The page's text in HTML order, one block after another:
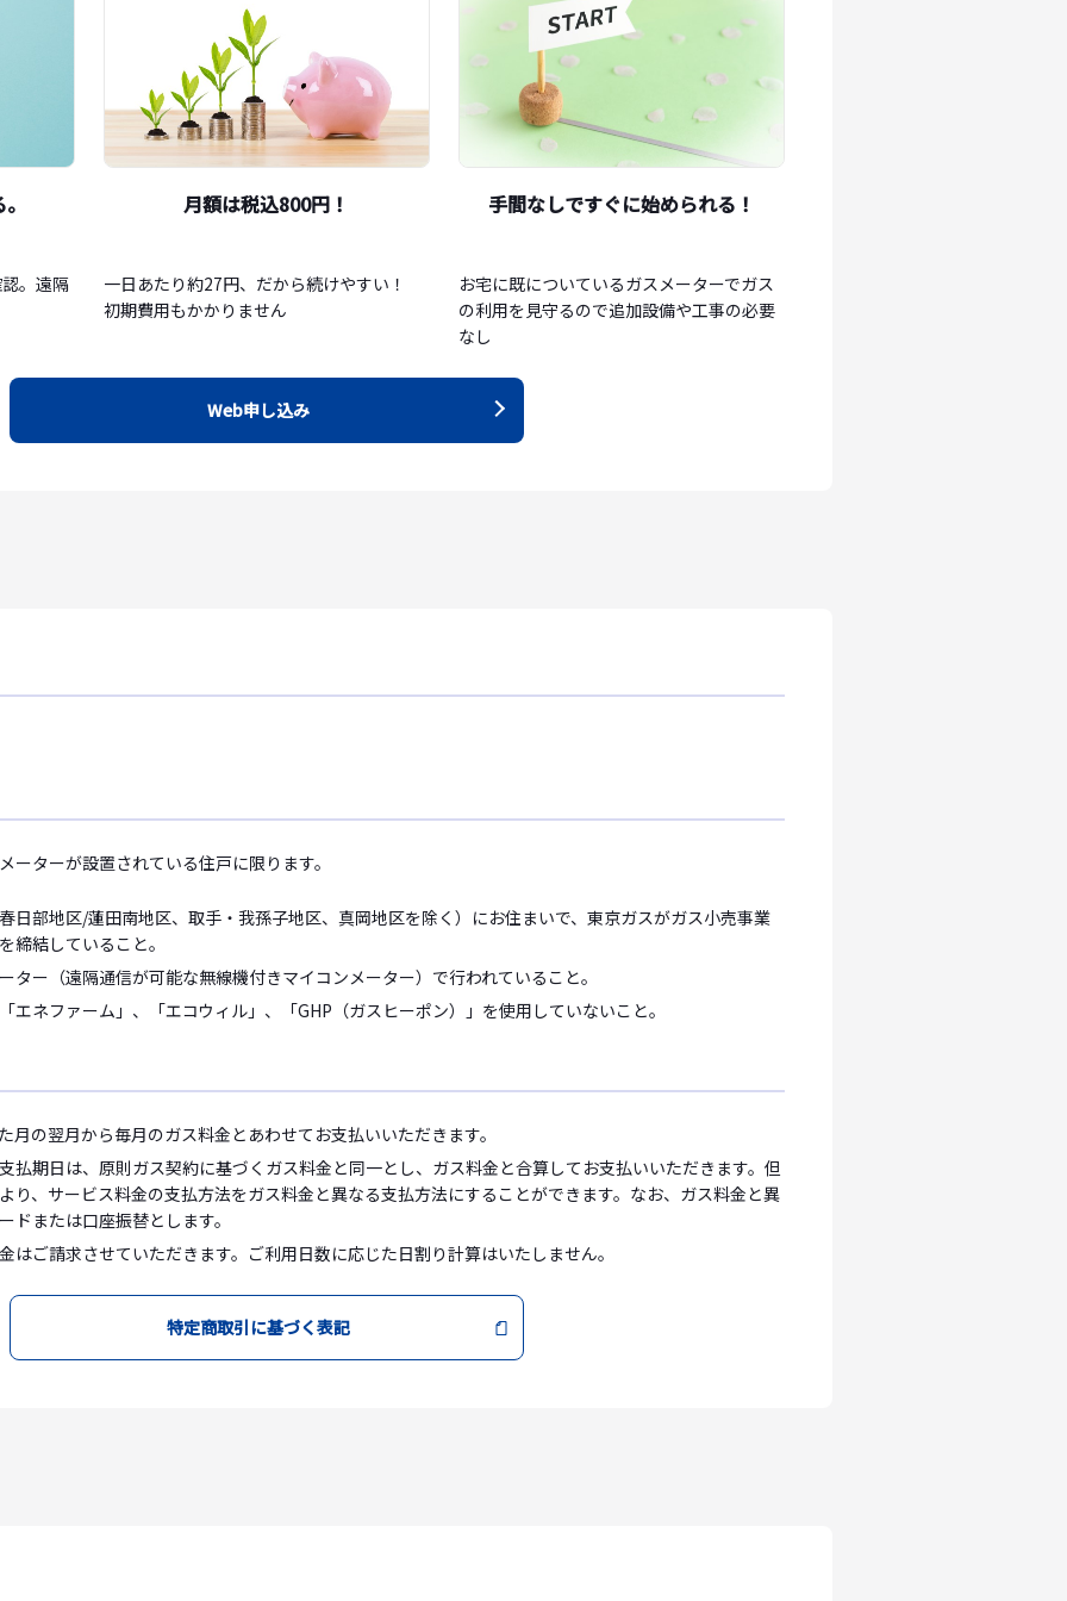
。遠隔
月額は税込800円！
一日あたり約27円、だから続けやすい！
初期費用もかかりません
手間なしですぐに始められる！
お宅に既についているガスメーターでガス
の利用を見守るので追加設備や工事の必要
なし
Web申し込み
ターが設置されている住戸に限ります。
日部地区/蓮田南地区、取手・我孫子地区、真岡地区を除く）にお住まいで、東京ガスがガス小売事業
締結していること。
ター（遠隔通信が可能な無線機付きマイコンメーター）で行われていること。
エネファーム」、「エコウィル」、「GHP（ガスヒーポン）」を使用していないこと。
月の翌月から毎月のガス料金とあわせてお支払いいただきます。
払期日は、原則ガス契約に基づくガス料金と同一とし、ガス料金と合算してお支払いいただきます。但
り、サービス料金の支払方法をガス料金と異なる支払方法にすることができます。なお、ガス料金と異
ドまたは口座振替とします。
はご請求させていただきます。ご利用日数に応じた日割り計算はいたしません。
特定商取引に基づく表記